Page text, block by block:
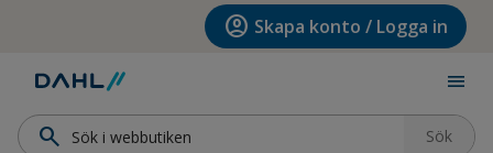
Hoppa till huvudinnehållet account_circle Skapa konto / Logga in
menu
search Sök